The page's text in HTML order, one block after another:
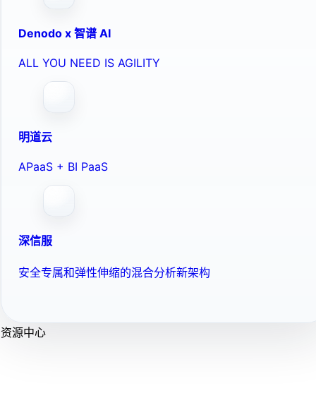
Denodo x 智谱 AI
ALL YOU NEED IS AGILITY
明道云
APaaS + BI PaaS
深信服
安全专属和弹性伸缩的混合分析新架构
资源中心